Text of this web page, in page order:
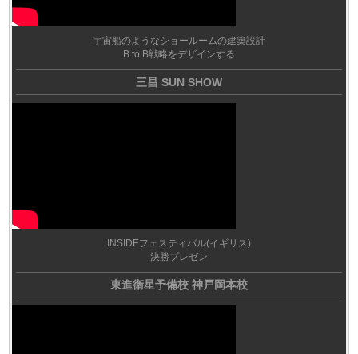
宇宙船のようなショールームの建築設計
B to B戦略をデザインする
三昌 SUN SHOW
INSIDEフェスティバル(イギリス)
決勝プレゼン
東進衛星予備校 神戸岡本校